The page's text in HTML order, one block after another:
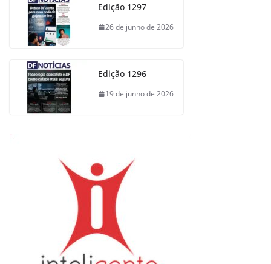
Edição 1297
26 de junho de 2026
Edição 1296
19 de junho de 2026